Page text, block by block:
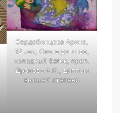
Сердобинцева Арина,
12 лет, Сны в детстве,
холодный батик, преп.
Дронова А.И., диплом
высшей степени